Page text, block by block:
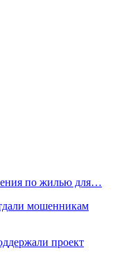
по жилью для…
мошенникам
проект